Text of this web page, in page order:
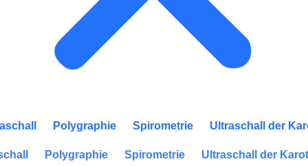
Polygraphie Spirometrie Ultraschall der
Polygraphie Spirometrie Ultraschall der